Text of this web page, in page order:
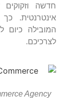
חדשה
המובילה כיום
לצרכיכם.
Agency